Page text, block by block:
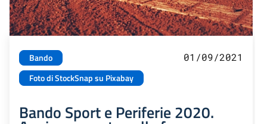
Bando
Foto di StockSnap su Pixabay
01/09/2021
Bando Sport e Periferie 2020.